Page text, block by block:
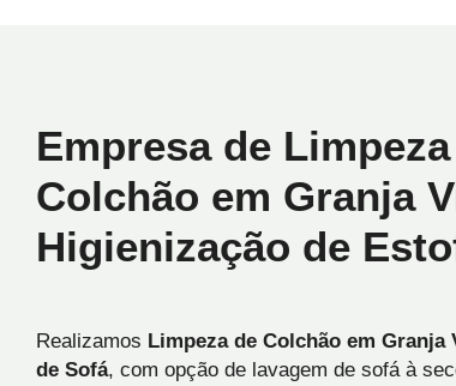
Empresa de
Colchão em Granja
Higienização de
Realizamos Limpeza de Colchão em Granja
de Sofá, com opção de lavagem de sofá à